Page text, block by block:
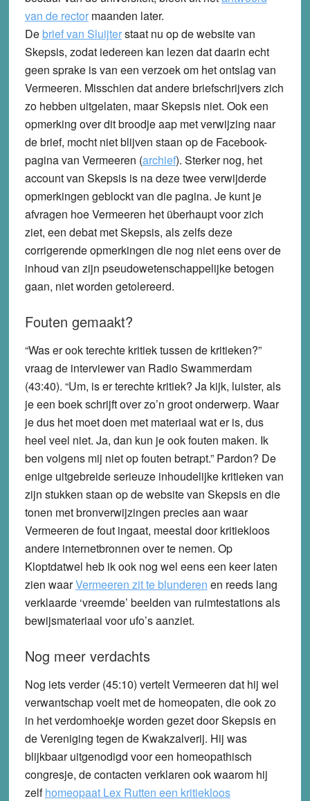
van de rectormaanden later.
De brief van Sluijterstaat nu op de website van
Skepsis, zodat iedereen kan lezen dat daarin echt
geen sprake is van een verzoek om het ontslag van
Vermeeren. Misschien dat andere briefschrijvers zich
zo hebben uitgelaten, maar Skepsis niet. Ook een
opmerking over dit broodje aap met verwijzing naar
de brief, mocht niet blijven staan op de Facebook-
pagina van Vermeeren (archief). Sterker nog, het
account van Skepsis is na deze twee verwijderde
opmerkingen geblockt van die pagina. Je kunt je
afvragen hoe Vermeeren het überhaupt voor zich
ziet, een debat met Skepsis, als zelfs deze
corrigerende opmerkingen die nog niet eens over de
inhoud van zijn pseudowetenschappelijke betogen
gaan, niet worden getolereerd.
Fouten gemaakt?
“Was er ook terechte kritiek tussen de kritieken?”
vraag de interviewer van Radio Swammerdam
(43:40). “Um, is er terechte kritiek? Ja kijk, luister, als
je een boek schrijft over zo’n groot onderwerp. Waar
je dus het moet doen met materiaal wat er is, dus
heel veel niet. Ja, dan kun je ook fouten maken. Ik
ben volgens mij niet op fouten betrapt.” Pardon? De
enige uitgebreide serieuze inhoudelijke kritieken van
zijn stukken staan op de website van Skepsis en die
tonen met bronverwijzingen precies aan waar
Vermeeren de fout ingaat, meestal door kritiekloos
andere internetbronnen over te nemen. Op
Kloptdatwel heb ik ook nog wel eens een keer laten
zien waarVermeeren zit te blunderen en reeds lang
verklaarde ‘vreemde’ beelden van ruimtestations als
bewijsmateriaal voor ufo’s aanziet.
Nog meer verdachts
Nog iets verder (45:10) vertelt Vermeeren dat hij wel
verwantschap voelt met de homeopaten, die ook zo
in het verdomhoekje worden gezet door Skepsis en
de Vereniging tegen de Kwakzalverij. Hij was
blijkbaar uitgenodigd voor een homeopathisch
congresje, de contacten verklaren ook waarom hij
zelfhomeopaat Lex Rutten een kritiekloos